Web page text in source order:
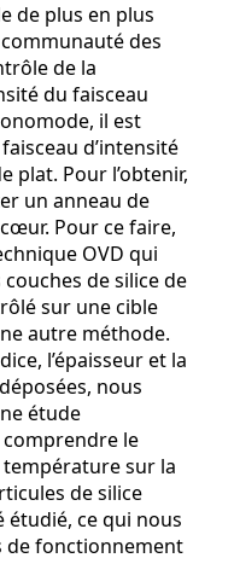
de plus en plus
des
de la
du faisceau
il est
d’intensité
plat. Pour l’obtenir,
un anneau de
Pour ce faire,
OVD qui
de silice de
sur une cible
autre méthode.
l’épaisseur et la
nous
étude
le
température sur la
de silice
étudié, ce qui nous
de fonctionnement